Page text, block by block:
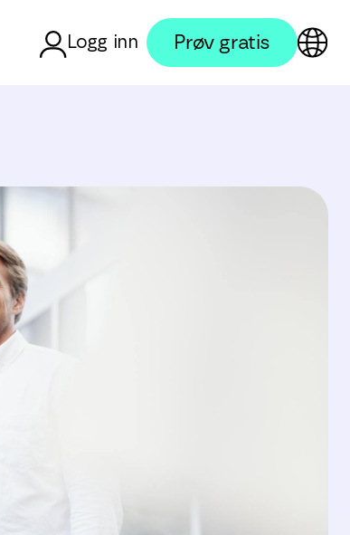
Logg inn Prøv gratis